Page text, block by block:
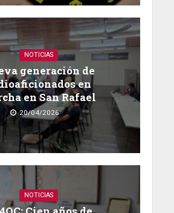
NOTICIAS
generación de
en
en San Rafael
20/04/2026
NOTICIAS